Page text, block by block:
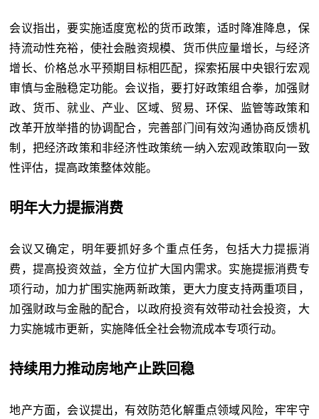
会议指出，要实施适度宽松的货币政策，适时降准降息，保
持流动性充裕，使社会融资规模、货币供应量增长，与经济
增长、价格总水平预期目标相匹配，探索拓展中央银行宏观
审慎与金融稳定功能。会议指，要打好政策组合拳，加强财
政、货币、就业、产业、区域、贸易、环保、监管等政策和
改革开放举措的协调配合，完善部门间有效沟通协商反馈机
制，把经济政策和非经济性政策统一纳入宏观政策取向一致
性评估，提高政策整体效能。
明年大力提振消费
会议又确定，明年要抓好多个重点任务，包括大力提振消
费，提高投资效益，全方位扩大国内需求。实施提振消费专
项行动，加力扩围实施两新政策，更大力度支持两重项目，
加强财政与金融的配合，以政府投资有效带动社会投资，大
力实施城市更新，实施降低全社会物流成本专项行动。
持续用力推动房地产止跌回稳
地产方面，会议提出，有效防范化解重点领域风险，牢牢守